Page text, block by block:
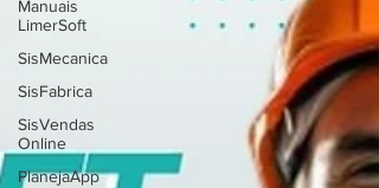
Manuais
LimerSoft
SisMecanica
SisFabrica
SisVendas
Online
PlanejaApp